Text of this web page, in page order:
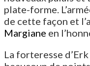
plate-forme.
de cette façon et
Margiane en
La forteresse